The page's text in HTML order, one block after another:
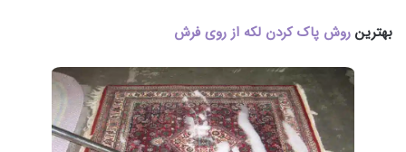
بهترین روش پاک کردن لکه از روی فرش